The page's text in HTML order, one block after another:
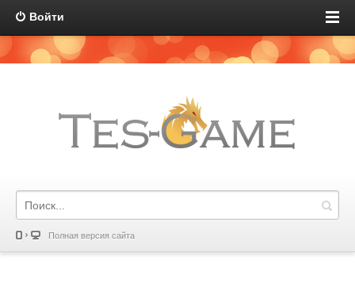
Войти
Полная версия сайта